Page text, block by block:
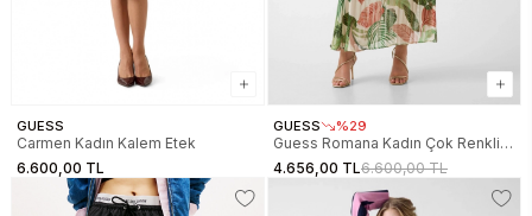
GUESS
Carmen Kadın Kalem Etek
6.600,00 TL
GUESS %29
Guess Romana Kadın Çok Renkli
Etek W5GD66WH9Z2-PMIE
4.656,00 TL6.600,00 TL